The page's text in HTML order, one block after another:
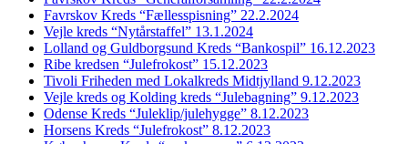
Favrskov Kreds “Fællesspisning” 22.2.2024
Vejle kreds “Nytårstaffel” 13.1.2024
Lolland og Guldborgsund Kreds “Bankospil” 16.12.2023
Ribe kredsen “Julefrokost” 15.12.2023
Tivoli Friheden med Lokalkreds Midtjylland 9.12.2023
Vejle kreds og Kolding kreds “Julebagning” 9.12.2023
Odense Kreds “Juleklip/julehygge” 8.12.2023
Horsens Kreds “Julefrokost” 8.12.2023